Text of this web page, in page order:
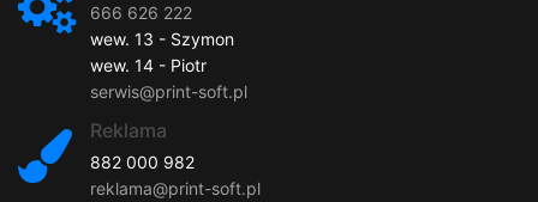
666 626 222
wew. 13 - Szymon
wew. 14 - Piotr
serwis@print-soft.pl
Reklama
882 000 982
reklama@print-soft.pl